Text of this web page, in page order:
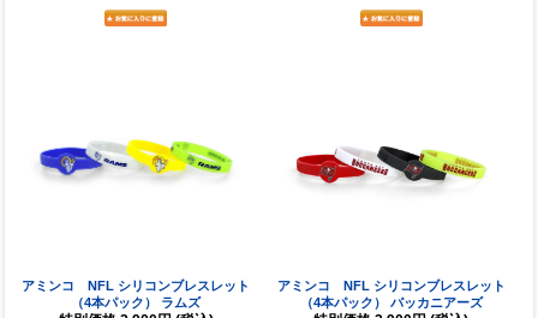
アミンコ NFL シリコンブレスレット
（4本パック） ラムズ
アミンコ NFL シリコンブレスレット
（4本パック） バッカニアーズ